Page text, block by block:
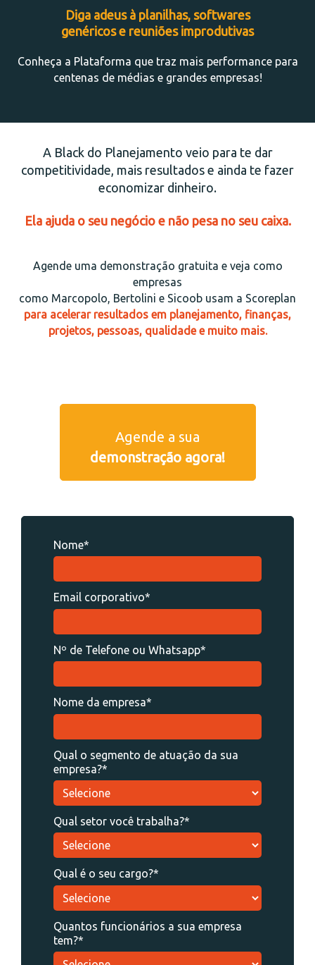
Diga adeus à planilhas, softwares
genéricos e reuniões improdutivas
Conheça a Plataforma que traz mais performance para
centenas de médias e grandes empresas!
A Black do Planejamento veio para te dar
competitividade, mais resultados e ainda te fazer
economizar dinheiro.
Ela ajuda o seu negócio e não pesa no seu caixa.
Agende uma demonstração gratuita e veja como
empresas
como Marcopolo, Bertolini e Sicoob usam a Scoreplan
para acelerar resultados em planejamento, finanças,
projetos, pessoas, qualidade e muito mais.
Agende a sua
demonstração agora!
Nome*
Email corporativo*
Nº de Telefone ou Whatsapp*
Nome da empresa*
Qual o segmento de atuação da sua
empresa?*
Qual setor você trabalha?*
Qual é o seu cargo?*
Quantos funcionários a sua empresa
tem?*